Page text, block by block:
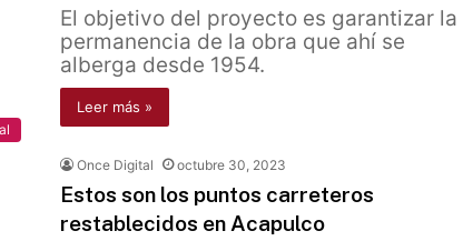
El objetivo del proyecto es garantizar la
permanencia de la obra que ahí se
alberga desde 1954.
Leer más »
Once Digital octubre 30, 2023
Estos son los puntos carreteros
restablecidos en Acapulco